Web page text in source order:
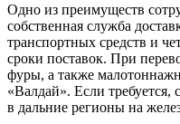
Одно из преимуществ
собственная служба
транспортных средств и
сроки поставок. При
фуры, а также
«Валдай». Если требуется,
в дальние регионы на